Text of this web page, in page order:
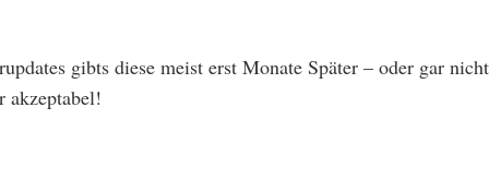
gibts diese meist erst Monate Später – oder gar nicht
akzeptabel!